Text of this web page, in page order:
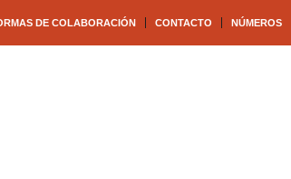
DE COLABORACIÓN CONTACTO NÚMEROS